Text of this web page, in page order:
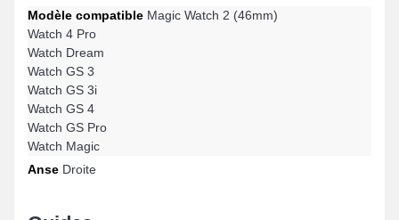
Modèle compatible Magic Watch 2 (46mm)
Watch 4 Pro
Watch Dream
Watch GS 3
Watch GS 3i
Watch GS 4
Watch GS Pro
Watch Magic
Anse Droite